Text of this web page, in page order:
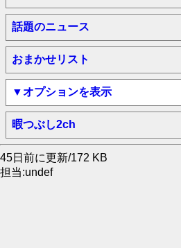
話題のニュース
おまかせリスト
▼オプションを表示
暇つぶし2ch
45日前に更新/172 KB
担当:undef